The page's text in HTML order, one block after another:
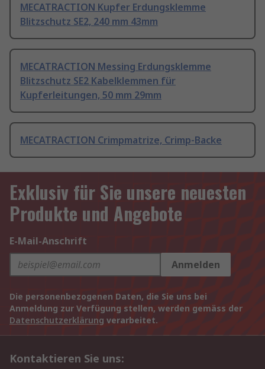
MECATRACTION Kupfer Erdungsklemme
Blitzschutz SE2, 240 mm 43mm
MECATRACTION Messing Erdungsklemme
Blitzschutz SE2 Kabelklemmen für
Kupferleitungen, 50 mm 29mm
MECATRACTION Crimpmatrize, Crimp-Backe
Exklusiv für Sie unsere neuesten
Produkte und Angebote
E-Mail-Anschrift
Anmelden
Die personenbezogenen Daten, die Sie uns bei
Anmeldung zur Verfügung stellen, werden gemäss der
Datenschutzerklärung verarbeitet.
Kontaktieren Sie uns: